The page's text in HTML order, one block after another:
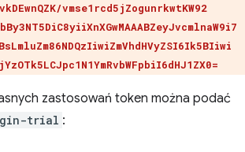
vmse1rcd5jZogunrkwtKW92
zastosowań token można podać
trial :